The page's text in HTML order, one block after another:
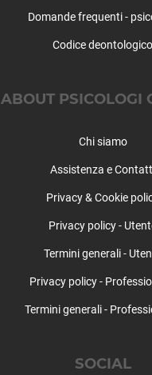
Domande frequenti -
Codice deontologico
ABOUT PSICOLOGI
Chi siamo
Assistenza e
Privacy & Cookie
Privacy policy -
Termini generali -
Privacy policy -
Termini generali -
SOCIAL